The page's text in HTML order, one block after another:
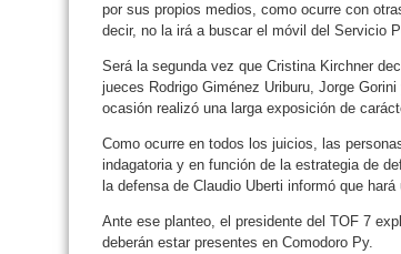
por sus propios medios, como ocurre con
decir, no la irá a buscar el móvil del Servicio
Será la segunda vez que Cristina Kirchner
jueces Rodrigo Giménez Uriburu, Jorge
ocasión realizó una larga exposición de
Como ocurre en todos los juicios, las
indagatoria y en función de la estrategia de
la defensa de Claudio Uberti informó que
Ante ese planteo, el presidente del TOF 7
deberán estar presentes en Comodoro Py.